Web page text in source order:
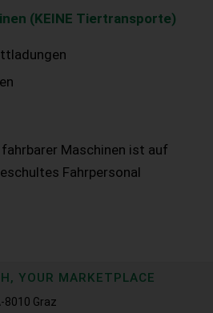
(KEINE Tiertransporte)
Maschinen ist auf
Fahrpersonal
YOUR MARKETPLACE
Graz